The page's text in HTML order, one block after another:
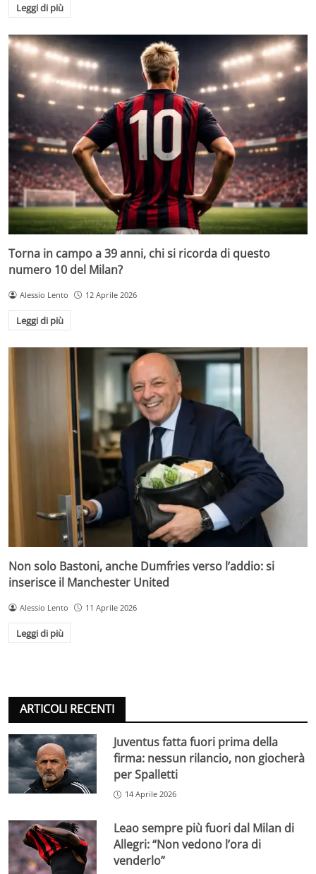
Leggi di più
Torna in campo a 39 anni, chi si ricorda di questo
numero 10 del Milan?
Alessio Lento 12 Aprile 2026
Leggi di più
Non solo Bastoni, anche Dumfries verso l’addio: si
inserisce il Manchester United
Alessio Lento 11 Aprile 2026
Leggi di più
ARTICOLI RECENTI
Juventus fatta fuori prima della
firma: nessun rilancio, non giocherà
per Spalletti
14 Aprile 2026
Leao sempre più fuori dal Milan di
Allegri: “Non vedono l’ora di
venderlo”